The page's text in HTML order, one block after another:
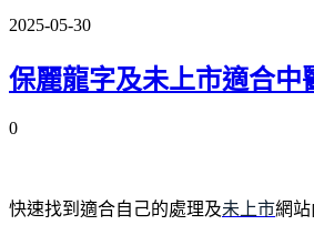
2025-05-30
保麗龍字及未上市適合中
0
快速找到適合自己的處理及未上市網